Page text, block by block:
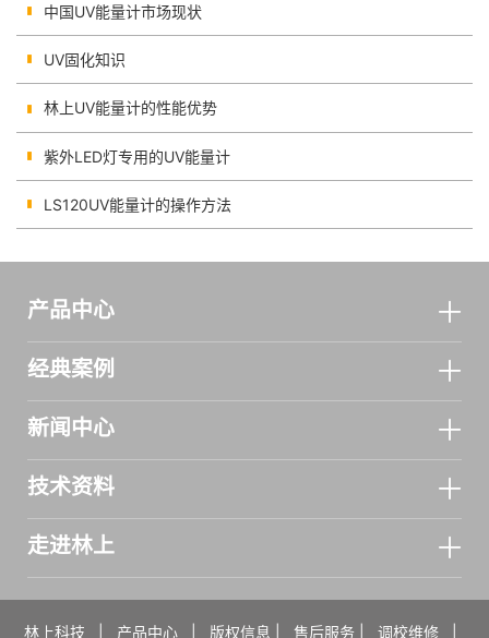
中国UV能量计市场现状
UV固化知识
林上UV能量计的性能优势
紫外LED灯专用的UV能量计
LS120UV能量计的操作方法
产品中心
经典案例
新闻中心
技术资料
走进林上
林上科技 产品中心| 版权信息 售后服务| 调校维修|